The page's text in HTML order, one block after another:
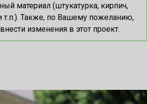
материал (штукатурка, кирпич,
т.п.). Также, по Вашему пожеланию,
изменения в этот проект.